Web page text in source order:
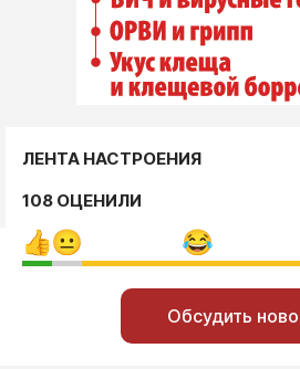
ЛЕНТА НАСТРОЕНИЯ
108 ОЦЕНИЛИ
Обсудить